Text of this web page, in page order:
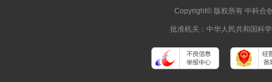
Copyright© 版权所有 中科
批准机关：中华人民共和国